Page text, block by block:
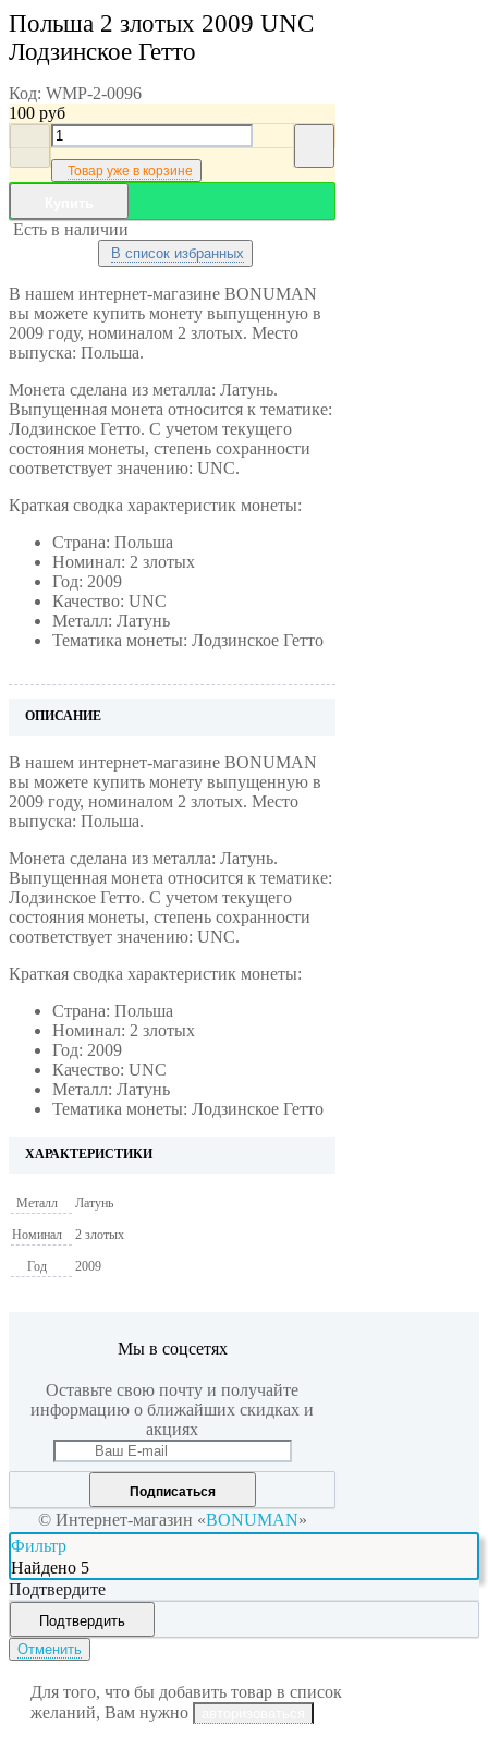
Польша 2 злотых 2009 UNC
Лодзинское Гетто
Код: WMP-2-0096
100 руб
Товар уже в корзине
Есть в наличии
В список избранных
В нашем интернет-магазине BONUMAN
вы можете купить монету выпущенную в
2009 году, номиналом 2 злотых. Место
выпуска: Польша.
Монета сделана из металла: Латунь.
Выпущенная монета относится к тематике:
Лодзинское Гетто. С учетом текущего
состояния монеты, степень сохранности
соответствует значению: UNC.
Краткая сводка характеристик монеты:
Страна: Польша
Номинал: 2 злотых
Год: 2009
Качество: UNC
Металл: Латунь
Тематика монеты: Лодзинское Гетто
ОПИСАНИЕ
В нашем интернет-магазине BONUMAN
вы можете купить монету выпущенную в
2009 году, номиналом 2 злотых. Место
выпуска: Польша.
Монета сделана из металла: Латунь.
Выпущенная монета относится к тематике:
Лодзинское Гетто. С учетом текущего
состояния монеты, степень сохранности
соответствует значению: UNC.
Краткая сводка характеристик монеты:
Страна: Польша
Номинал: 2 злотых
Год: 2009
Качество: UNC
Металл: Латунь
Тематика монеты: Лодзинское Гетто
ХАРАКТЕРИСТИКИ
Металл Латунь
Номинал 2 злотых
Год 2009
Мы в соцсетях
Оставьте свою почту и получайте
информацию о ближайших скидках и
акциях
Подписаться
© Интернет-магазин «BONUMAN»
Фильтр
Найдено 5
Подтвердите
Подтвердить
Отменить
Для того, что бы добавить товар в список
желаний, Вам нужно